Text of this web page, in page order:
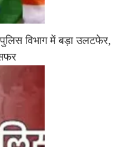
विभाग में बड़ा उलटफेर,